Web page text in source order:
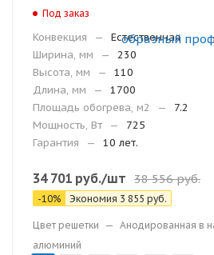
Под заказ
Конвекция —
Естественная
Ширина, мм
—
230
Высота, мм
—
110
Длина, мм
—
1700
Площадь обогрева, м2
—
7.2
Мощность, Вт
—
725
Гарантия
— 10 лет.
34 701 руб./шт 38 556руб.
-10% Экономия 3 855 руб.
Цвет решетки — Анодированная в
алюминий